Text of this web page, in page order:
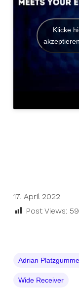
Klicke
17. April 2022
Post Views:
Adrian
Wide Receiver